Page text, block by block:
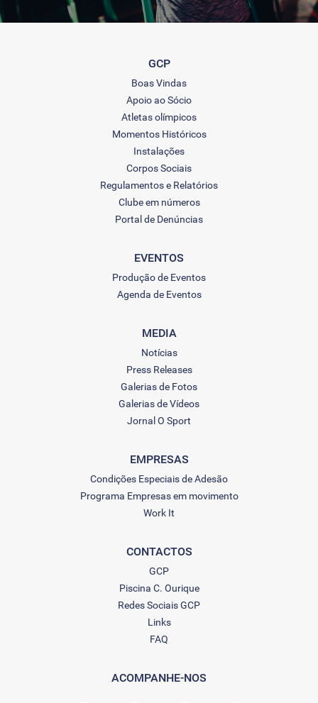
GCP
Boas Vindas
Apoio ao Sócio
Atletas olímpicos
Momentos Históricos
Instalações
Corpos Sociais
Regulamentos e Relatórios
Clube em números
Portal de Denúncias
EVENTOS
Produção de Eventos
Agenda de Eventos
MEDIA
Notícias
Press Releases
Galerias de Fotos
Galerias de Vídeos
Jornal O Sport
EMPRESAS
Condições Especiais de Adesão
Programa Empresas em movimento
Work It
CONTACTOS
GCP
Piscina C. Ourique
Redes Sociais GCP
Links
FAQ
ACOMPANHE-NOS